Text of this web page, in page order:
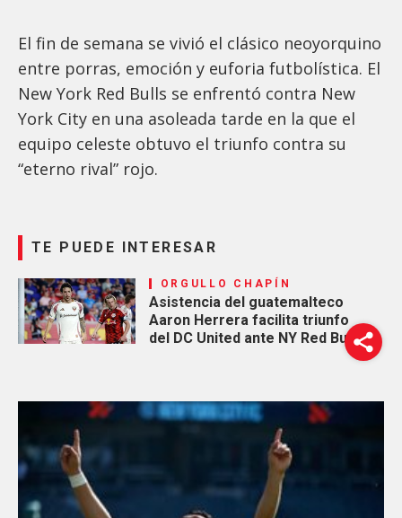
El fin de semana se vivió el clásico neoyorquino
entre porras, emoción y euforia futbolística. El
New York Red Bulls se enfrentó contra New
York City en una asoleada tarde en la que el
equipo celeste obtuvo el triunfo contra su
“eterno rival” rojo.
TE PUEDE INTERESAR
ORGULLO CHAPÍN
Asistencia del guatemalteco
Aaron Herrera facilita triunfo
del DC United ante NY Red Bulls